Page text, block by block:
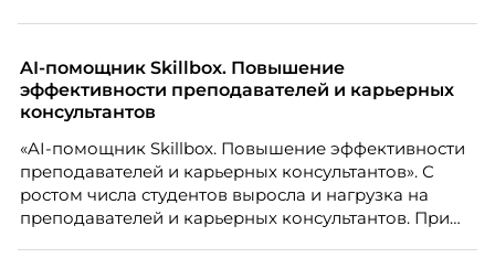
AI-помощник Skillbox. Повышение
эффективности преподавателей и карьерных
консультантов
«AI-помощник Skillbox. Повышение эффективности
преподавателей и карьерных консультантов». С
ростом числа студентов выросла и нагрузка на
преподавателей и карьерных консультантов. При